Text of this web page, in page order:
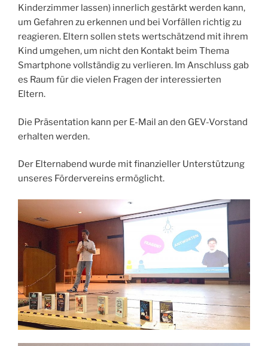
Kinderzimmer lassen) innerlich gestärkt werden kann,
um Gefahren zu erkennen und bei Vorfällen richtig zu
reagieren. Eltern sollen stets wertschätzend mit ihrem
Kind umgehen, um nicht den Kontakt beim Thema
Smartphone vollständig zu verlieren. Im Anschluss gab
es Raum für die vielen Fragen der interessierten
Eltern.
Die Präsentation kann per E-Mail an den GEV-Vorstand
erhalten werden.
Der Elternabend wurde mit finanzieller Unterstützung
unseres Fördervereins ermöglicht.